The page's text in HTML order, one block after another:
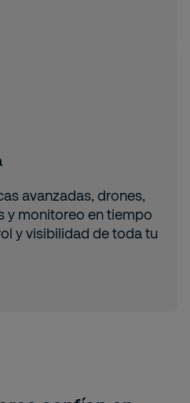
avanzadas, drones,
y monitoreo en tiempo
y visibilidad de toda tu